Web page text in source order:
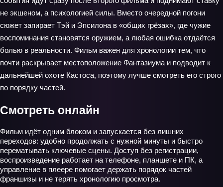
не экшеном, а психологией силы. Вместо очередной погони
сюжет запирает Тэй и Эпсилона в «общих грёзах», где чужие
воспоминания становятся оружием, а любая ошибка отдаётся
болью в реальности. Фильм важен для хронологии тем, что
почти раскрывает местоположение Фантазиума и подводит к
дальнейшей охоте Кастоса, поэтому лучше смотреть его строго
по порядку частей.
Смотреть онлайн
Фильм идёт одним блоком и запускается без лишних
переходов: удобно продолжать с нужной минуты и быстро
перематывать ключевые сцены. Доступ без регистрации,
воспроизведение работает на телефоне, планшете и ПК, а
управление в плеере помогает держать порядок частей
франшизы и не терять хронологию просмотра.